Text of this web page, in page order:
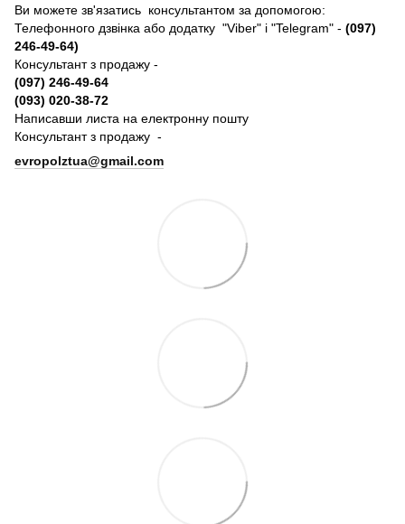
Ви можете зв'язатись консультантом за допомогою:
Телефонного дзвінка або додатку "Viber" і "Telegram" - (097)
246-49-64)
Консультант з продажу -
(097) 246-49-64
(093) 020-38-72
Написавши листа на електронну пошту
Консультант з продажу -
evropolztua@gmail.com